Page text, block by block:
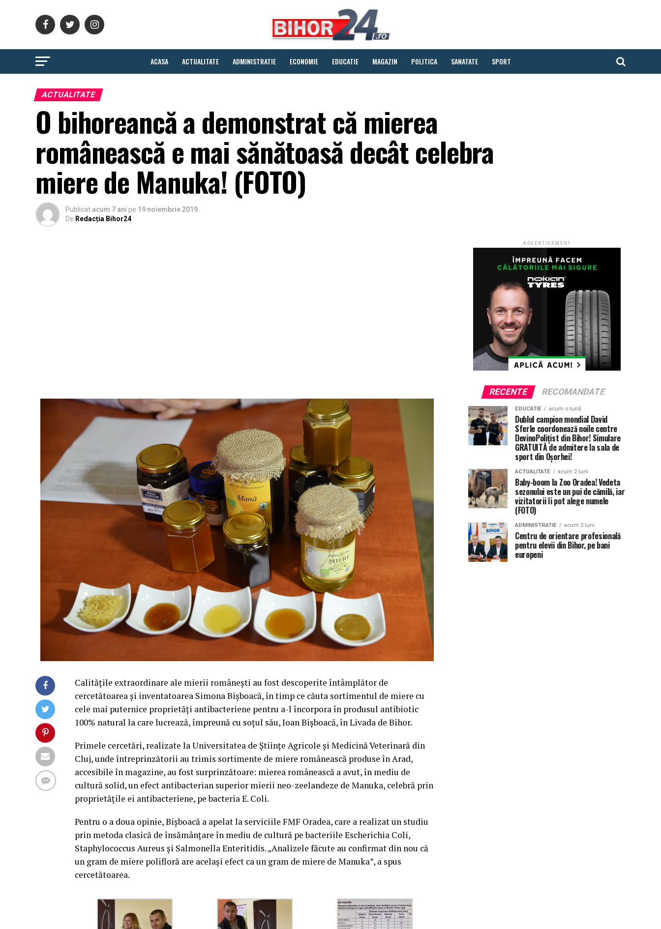
ACASA ACTUALITATE ADMINISTRATIE ECONOMIE EDUCATIE MAGAZIN POLITICA SANATATE SPORT
ACTUALITATE
O bihoreancă a demonstrat că mierea
românească e mai sănătoasă decât celebra
miere de Manuka! (FOTO)
Publicat acum 7 ani pe 19 noiembrie 2019
De Redacția Bihor24
Calităţile extraordinare ale mierii româneşti au fost descoperite întâmplător de
cercetătoarea și inventatoarea Simona Bişboacă, în timp ce căuta sortimentul de miere cu
cele mai puternice proprietăţi antibacteriene pentru a-l încorpora în produsul antibiotic
100% natural la care lucrează, împreună cu soţul său, Ioan Bişboacă, în Livada de Bihor.
Primele cercetări, realizate la Universitatea de Ştiinţe Agricole şi Medicină Veterinară din
Cluj, unde întreprinzătorii au trimis sortimente de miere românească produse în Arad,
accesibile în magazine, au fost surprinzătoare: mierea românească a avut, în mediu de
cultură solid, un efect antibacterian superior mierii neo-zeelandeze de Manuka, celebră prin
proprietăţile ei antibacteriene, pe bacteria E. Coli.
Pentru o a doua opinie, Bişboacă a apelat la serviciile FMF Oradea, care a realizat un studiu
prin metoda clasică de însămânţare în mediu de cultură pe bacteriile Escherichia Coli,
Staphylococcus Aureus şi Salmonella Enteritidis. „Analizele făcute au confirmat din nou că
un gram de miere polifloră are acelaşi efect ca un gram de miere de Manuka”, a spus
cercetătoarea.
ADVERTISEMENT
RECENTE RECOMANDATE
EDUCATIE acum o lună
Dublul campion mondial David
Sferle coordonează noile centre
DevinoPolițist din Bihor! Simulare
GRATUITĂ de admitere la sala de
sport din Oșorhei!
ACTUALITATE acum 2 luni
Baby-boom la Zoo Oradea! Vedeta
sezonului este un pui de cămilă, iar
vizitatorii îi pot alege numele
(FOTO)
ADMINISTRATIE acum 2 luni
Centru de orientare profesională
pentru elevii din Bihor, pe bani
europeni